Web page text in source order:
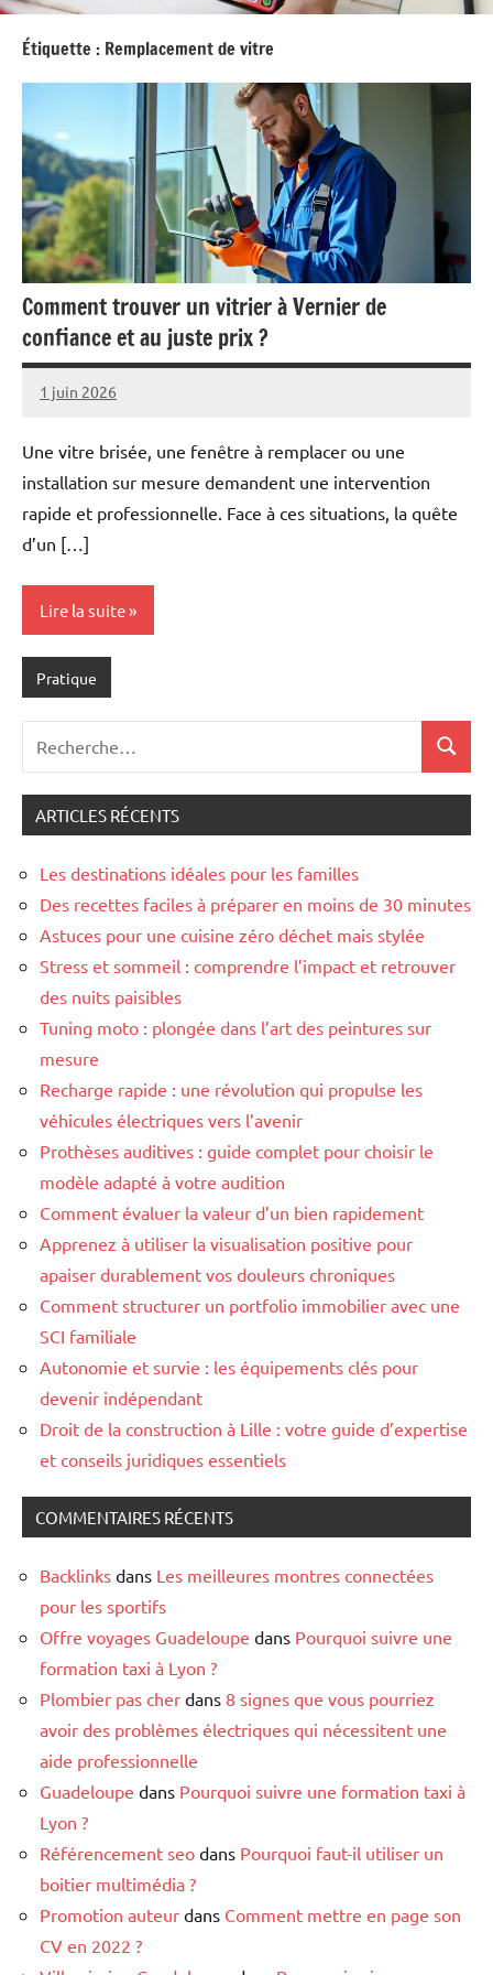
Étiquette : Remplacement de vitre
Comment trouver un vitrier à Vernier de
confiance et au juste prix ?
1 juin 2026
Pascal
Aucun
Une vitre brisée, une fenêtre à remplacer ou une
installation sur mesure demandent une intervention
rapide et professionnelle. Face à ces situations, la quête
d’un […]
Lire la suite
Pratique
:
ARTICLES RÉCENTS
Les destinations idéales pour les familles
Des recettes faciles à préparer en moins de 30 minutes
Astuces pour une cuisine zéro déchet mais stylée
Stress et sommeil : comprendre l’impact et retrouver
des nuits paisibles
Tuning moto : plongée dans l’art des peintures sur
mesure
Recharge rapide : une révolution qui propulse les
véhicules électriques vers l’avenir
Prothèses auditives : guide complet pour choisir le
modèle adapté à votre audition
Comment évaluer la valeur d’un bien rapidement
Apprenez à utiliser la visualisation positive pour
apaiser durablement vos douleurs chroniques
Comment structurer un portfolio immobilier avec une
SCI familiale
Autonomie et survie : les équipements clés pour
devenir indépendant
Droit de la construction à Lille : votre guide d’expertise
et conseils juridiques essentiels
COMMENTAIRES RÉCENTS
Backlinks dans Les meilleures montres connectées
pour les sportifs
Offre voyages Guadeloupe dans Pourquoi suivre une
formation taxi à Lyon ?
Plombier pas cher dans 8 signes que vous pourriez
avoir des problèmes électriques qui nécessitent une
aide professionnelle
Guadeloupe dans Pourquoi suivre une formation taxi à
Lyon ?
Référencement seo dans Pourquoi faut-il utiliser un
boitier multimédia ?
Promotion auteur dans Comment mettre en page son
CV en 2022 ?